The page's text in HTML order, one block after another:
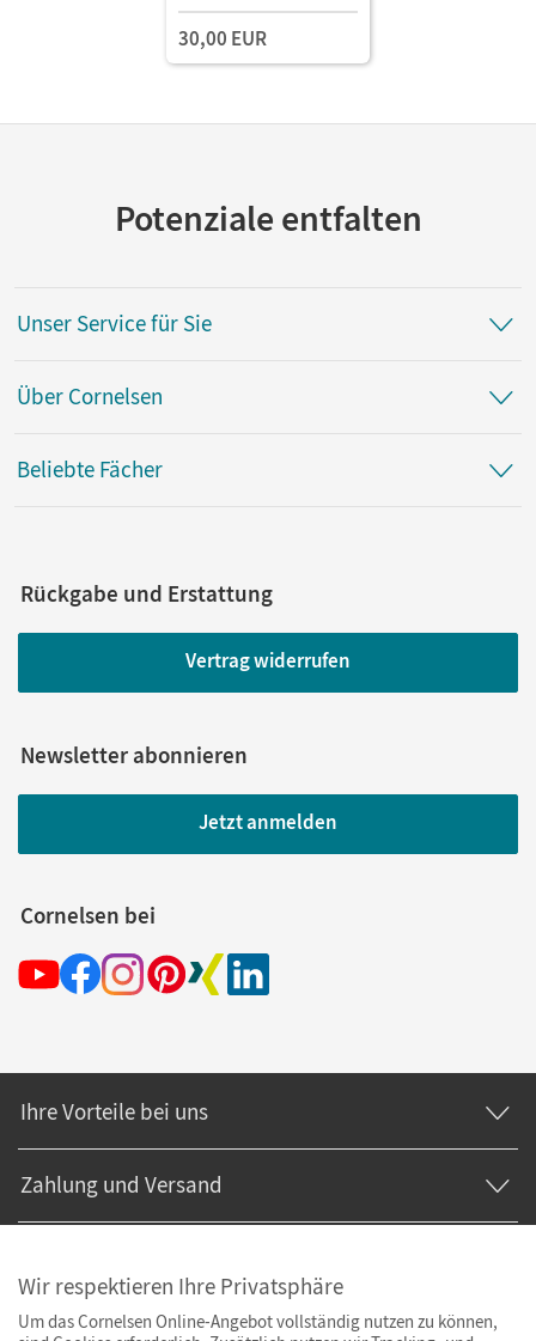
30,00 EUR
Potenziale entfalten
Unser Service für Sie
Über Cornelsen
Beliebte Fächer
Rückgabe und Erstattung
Vertrag widerrufen
Newsletter abonnieren
Jetzt anmelden
Cornelsen bei
Ihre Vorteile bei uns
Zahlung und Versand
Wir respektieren Ihre Privatsphäre
Um das Cornelsen Online-Angebot vollständig nutzen zu können,